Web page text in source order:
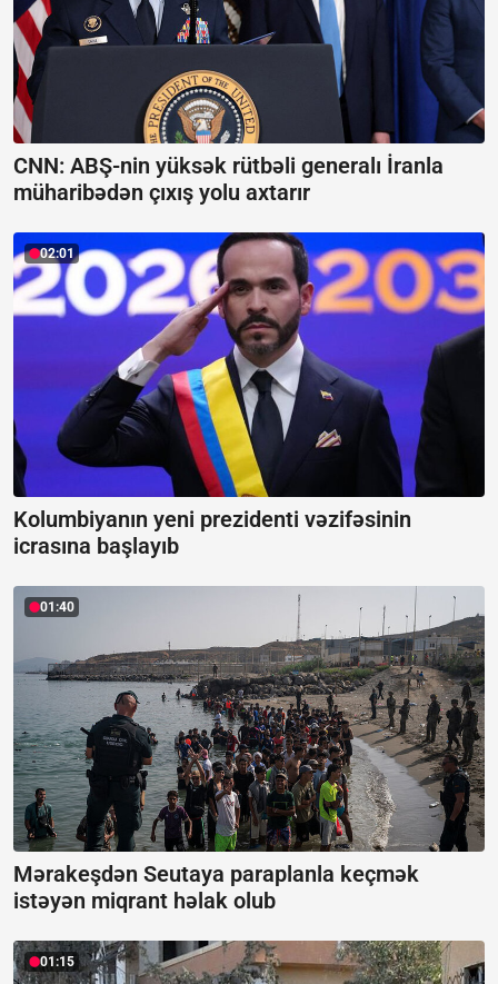
CNN: ABŞ-nin yüksək rütbəli generalı İranla
müharibədən çıxış yolu axtarır
02:01
Kolumbiyanın yeni prezidenti vəzifəsinin
icrasına başlayıb
01:40
Mərakeşdən Seutaya paraplanla keçmək
istəyən miqrant həlak olub
01:15